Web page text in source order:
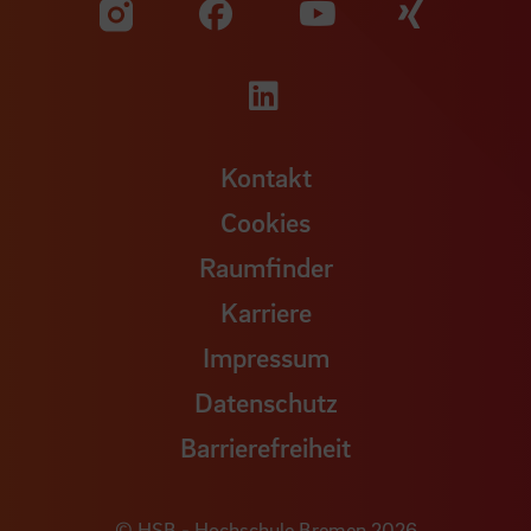
Zu unserer Facebook
Zu
Zu unserer
Kontakt
Cookies
Raumfinder
Karriere
Impressum
Datenschutz
Barrierefreiheit